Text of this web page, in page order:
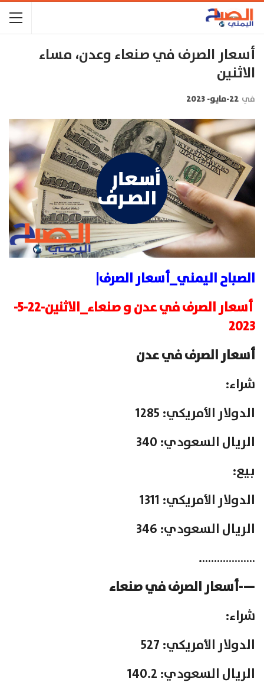
أسعار الصرف في صنعاء وعدن، مساء
الاثنين
في 22-مايو- 2023
الصباح اليمني_أسعار الصرف|
أسعار الصرف في عدن و صنعاء_الاثنين-22-5-
2023
أسعار الصرف في عدن
شراء:
الدولار الأمريكي: 1285
الريال السعودي: 340
بيع:
الدولار الأمريكي: 1311
الريال السعودي: 346
……………….
—-أسعار الصرف في صنعاء
شراء:
الدولار الأمريكي: 527
الريال السعودي: 140.2